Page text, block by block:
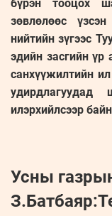
бүрэн тооцох
зөвлөлөөс
нийтийн зүгээс
эдийн засгийн үр
санхүүжилтийн
илэрхийлсээр
Усны